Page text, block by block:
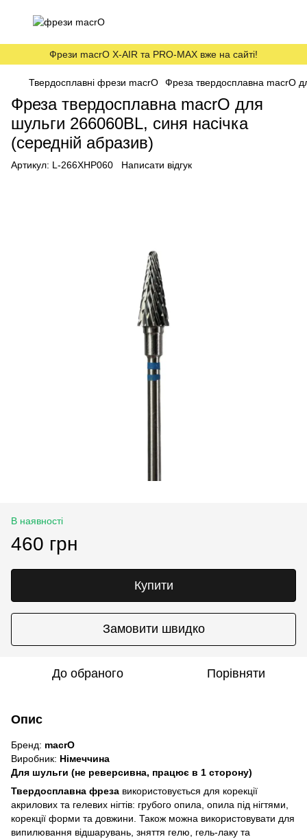
Фрези macrO X-AIR та PRO-MAX вже на сайті!
Твердосплавні фрези macrO Фреза твердосплавна macrO
Фреза твердосплавна macrO для
шульги 266060BL, синя насічка
(середній абразив)
Артикул: L-266XHP060 Написати відгук
В наявності
460 грн
Купити
Замовити швидко
До обраного Порівняти
Опис
Бренд: macrO
Виробник: Німеччина
Для шульги (не реверсивна, працює в 1 сторону)
Твердосплавна фреза використовується для корекції
акрилових та гелевих нігтів: грубого опила, опила під нігтями,
корекції форми та довжини. Також можна використовувати для
випилювання відшарувань, зняття гелю, гель-лаку та